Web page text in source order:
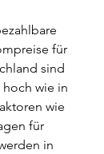
für
sind
wie in
wie
für
in